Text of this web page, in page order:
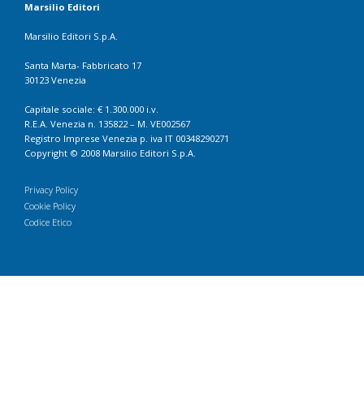
Marsilio Editori
Marsilio Editori S.p.A.
Santa Marta- Fabbricato 17
30123 Venezia
Capitale sociale: € 1.300.000 i.v.
R.E.A. Venezia n. 135822 – M. VE002567
Registro Imprese Venezia p. iva IT 00348290271
Copyright © 2008 Marsilio Editori S.p.A.
Privacy Policy
Cookie Policy
Codice Etico